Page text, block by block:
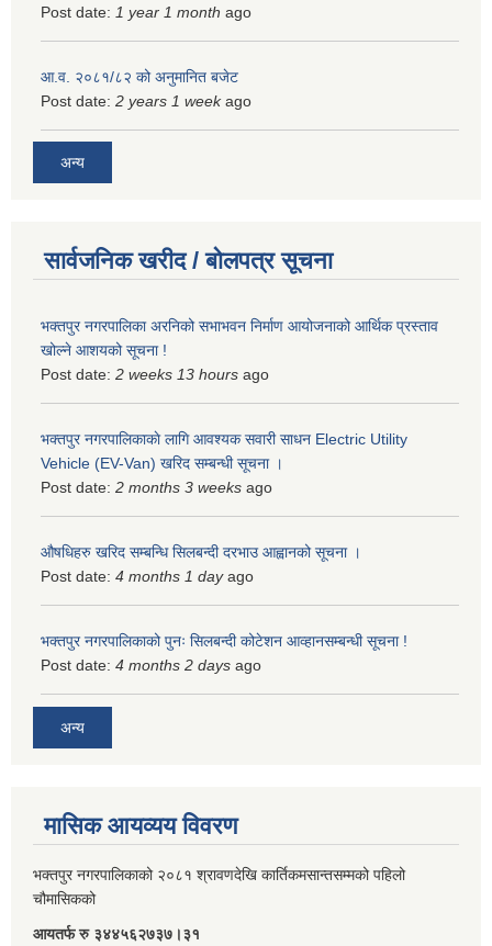
Post date: 1 year 1 month ago
आ.व. २०८१/८२ को अनुमानित बजेट
Post date: 2 years 1 weekago
अन्य
सार्वजनिक खरीद / बोलपत्र सूचना
भक्तपुर नगरपालिका अरनिको सभाभवन निर्माण आयोजनाको आर्थिक प्रस्ताव
खोल्ने आशयको सूचना !
Post date: 2 weeks 13 hours ago
भक्तपुर नगरपालिकाकाे लागि आवश्यक सवारी साधन Electric Utility
Vehicle (EV-Van) खरिद सम्बन्धी सूचना ।
Post date: 2 months 3 weeks ago
औषधिहरु खरिद सम्बन्धि सिलबन्दी दरभाउ आह्वानको सूचना ।
Post date: 4 months 1 dayago
भक्तपुर नगरपालिकाको पुनः सिलबन्दी कोटेशन आव्हानसम्बन्धी सूचना !
Post date: 4 months 2 days ago
अन्य
मासिक आयव्यय विवरण
भक्तपुर नगरपालिकाको २०८१ श्रावणदेखि कार्तिकमसान्तसम्मको पहिलो
चौमासिकको
आयतर्फ रु‌ ३४४५६२७३७।३१